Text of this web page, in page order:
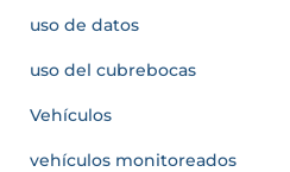
uso de datos
uso del cubrebocas
Vehículos
vehículos monitoreados